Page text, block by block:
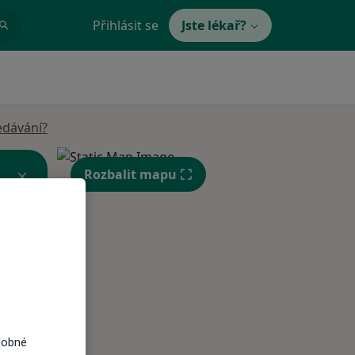
Přihlásit se Jste lékař?
Rozbalit mapu